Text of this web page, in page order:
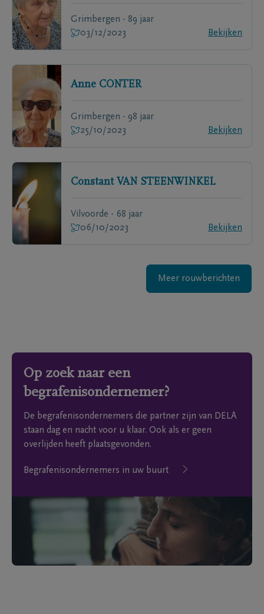
Grimbergen - 89 jaar
03/12/2023
Bekijken
Anne CONTER
Grimbergen - 98 jaar
25/10/2023
Bekijken
Constant VAN STEENWINKEL
Vilvoorde - 68 jaar
06/10/2023
Bekijken
Meer rouwberichten
Op zoek naar een
begrafenisondernemer?
De begrafenisondernemers die partner zijn van DELA
staan dag en nacht voor u klaar. Ook als er geen
overlijden heeft plaatsgevonden.
Begrafenisondernemers in uw buurt